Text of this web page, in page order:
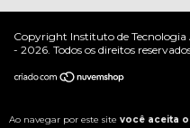
Ao navegar por este site você aceita
Copyright Instituto de
- 2026. Todos os direitos